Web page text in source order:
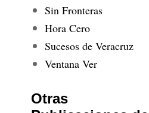
Sin Fronteras
Hora Cero
Sucesos de Veracruz
Ventana Ver
Otras